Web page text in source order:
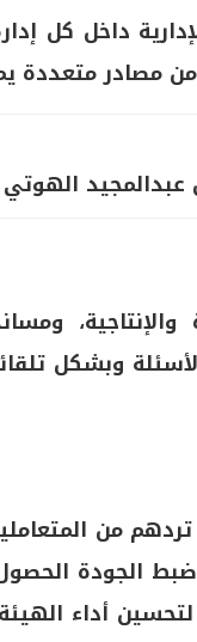
داخل كل
مصادر متعددة
الهوتي
وبشكل
من
الجودة
أداء